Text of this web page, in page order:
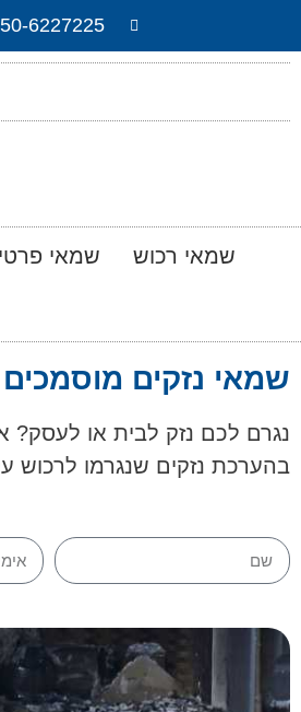
6227225
שמאי רכוש שמאי פרטי
שמאי נזקים מוסמכים
נגרם לכם נזק לבית או לעסק?
בהערכת נזקים שנגרמו לרכוש